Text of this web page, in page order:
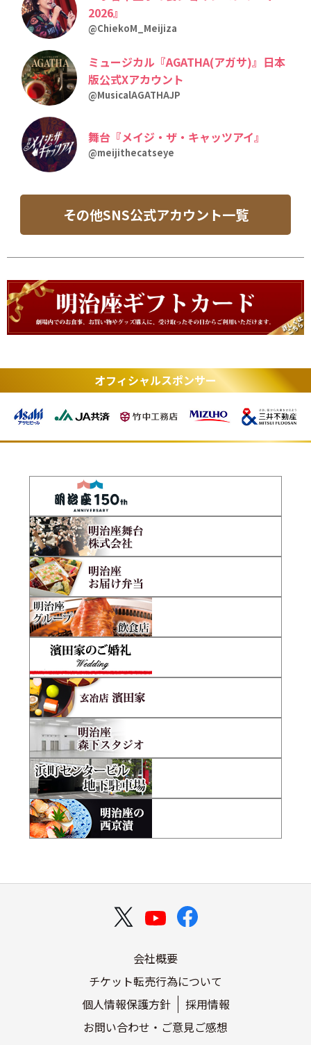
2026』
@ChiekoM_Meijiza
ミュージカル『AGATHA(アガサ)』日本
版公式Xアカウント
@MusicalAGATHAJP
舞台『メイジ・ザ・キャッツアイ』
@meijithecatseye
その他SNS公式アカウント一覧
オフィシャルスポンサー
会社概要
チケット転売行為について
個人情報保護方針
採用情報
お問い合わせ・ご意見ご感想